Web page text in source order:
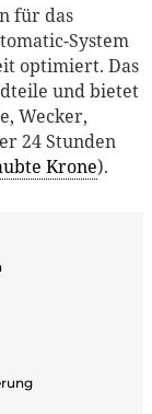
für das
System
optimiert. Das
und bietet
Wecker,
24 Stunden
Krone).